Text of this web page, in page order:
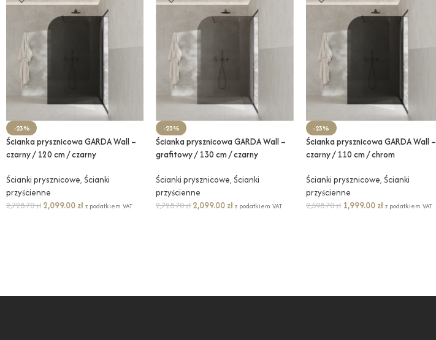
-23%
Ścianka prysznicowa GARDA Wall –
czarny / 120 cm / czarny
Ścianki prysznicowe, Ścianki
przyścienne
2,728.70zł 2,099.00 złz podatkiem VAT
-23%
Ścianka prysznicowa GARDA Wall –
grafitowy / 130 cm / czarny
Ścianki prysznicowe, Ścianki
przyścienne
2,728.70zł2,099.00 zł z podatkiem VAT
-23%
Ścianka prysznicowa GARDA Wall –
czarny / 110 cm / chrom
Ścianki prysznicowe, Ścianki
przyścienne
2,598.70zł 1,999.00 zł z podatkiem VAT